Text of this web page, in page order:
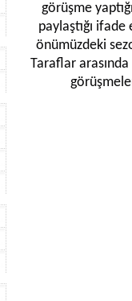
görüşme
paylaştığı ifade
önümüzdeki
Taraflar